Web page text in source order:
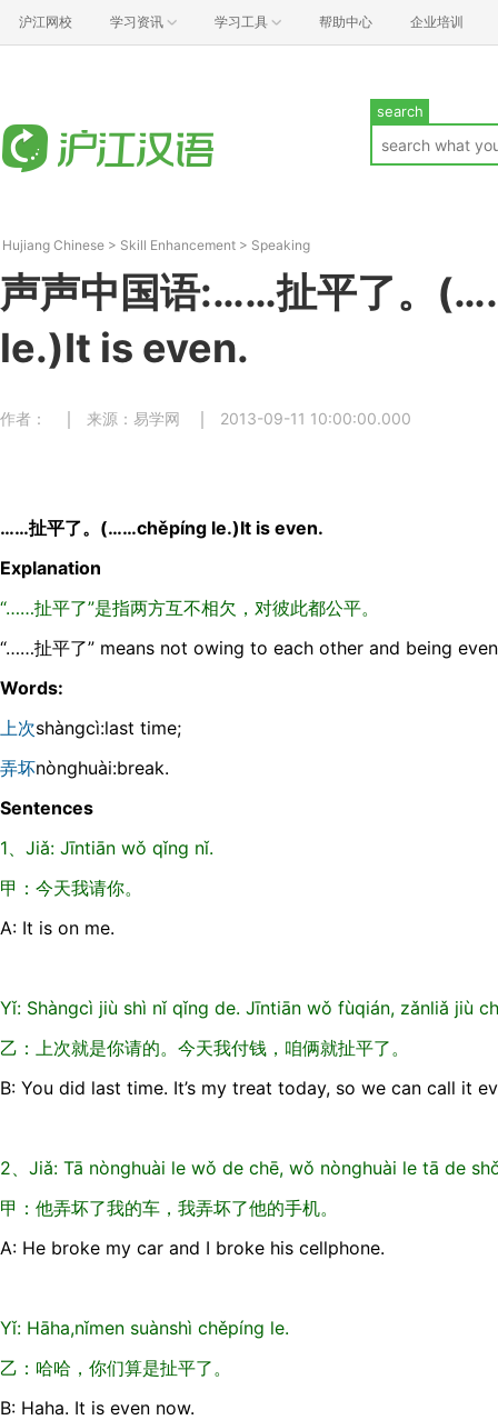
沪江网校 学习资讯 学习工具 帮助中心 企业培训
search
Hujiang Chinese > Skill Enhancement > Speaking
声声中国语:……扯平了。
le.)It is even.
作者： 来源：易学网 2013-09-11 10:00:00.000
……扯平了。(……chěpíng le.)It is even.
Explanation
“……扯平了”是指两方互不相欠，对彼此都公平。
“……扯平了” means not owing to each other and being
Words:
上次shànɡcì:last time;
弄坏nònɡhuài:break.
Sentences
1、Jiǎ: Jīntiān wǒ qǐng nǐ.
甲：今天我请你。
A: It is on me.
Yǐ: Shàngcì jiù shì nǐ qǐng de. Jīntiān wǒ fùqián, zǎnliǎ jiù
乙：上次就是你请的。今天我付钱，咱俩就扯平了。
B: You did last time. It’s my treat today, so we can call it
2、Jiǎ: Tā nònghuài le wǒ de chē, wǒ nònghuài le tā de
甲：他弄坏了我的车，我弄坏了他的手机。
A: He broke my car and I broke his cellphone.
Yǐ: Hāha,nǐmen suànshì chěpíng le.
乙：哈哈，你们算是扯平了。
B: Haha. It is even now.